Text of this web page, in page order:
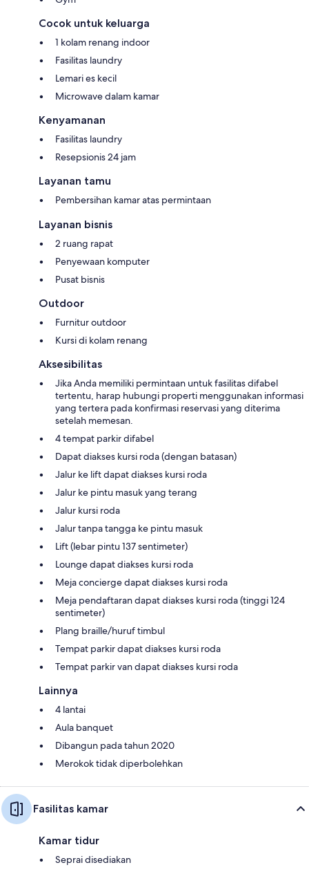
Cocok untuk keluarga
1 kolam renang indoor
Fasilitas laundry
Lemari es kecil
Microwave dalam kamar
Kenyamanan
Fasilitas laundry
Resepsionis 24 jam
Layanan tamu
Pembersihan kamar atas permintaan
Layanan bisnis
2 ruang rapat
Penyewaan komputer
Pusat bisnis
Outdoor
Furnitur outdoor
Kursi di kolam renang
Aksesibilitas
Jika Anda memiliki permintaan untuk fasilitas difabel
tertentu, harap hubungi properti menggunakan informasi
yang tertera pada konfirmasi reservasi yang diterima
setelah memesan.
4 tempat parkir difabel
Dapat diakses kursi roda (dengan batasan)
Jalur ke lift dapat diakses kursi roda
Jalur ke pintu masuk yang terang
Jalur kursi roda
Jalur tanpa tangga ke pintu masuk
Lift (lebar pintu 137 sentimeter)
Lounge dapat diakses kursi roda
Meja concierge dapat diakses kursi roda
Meja pendaftaran dapat diakses kursi roda (tinggi 124
sentimeter)
Plang braille/huruf timbul
Tempat parkir dapat diakses kursi roda
Tempat parkir van dapat diakses kursi roda
Lainnya
4 lantai
Aula banquet
Dibangun pada tahun 2020
Merokok tidak diperbolehkan
Fasilitas kamar
Kamar tidur
Seprai disediakan